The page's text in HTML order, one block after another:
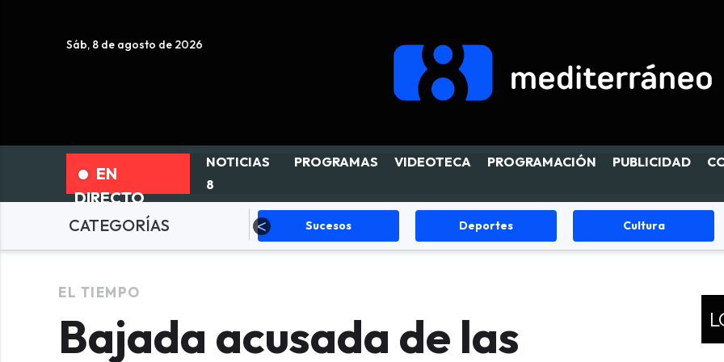
Sáb, 8 de agosto de 2026
EN
DIRECTO
NOTICIAS
8
PROGRAMAS VIDEOTECA PROGRAMACIÓN PUBLICIDAD
CATEGORÍASPolítica Sucesos Deportes Cultura
EL TIEMPO
Bajada acusada de las